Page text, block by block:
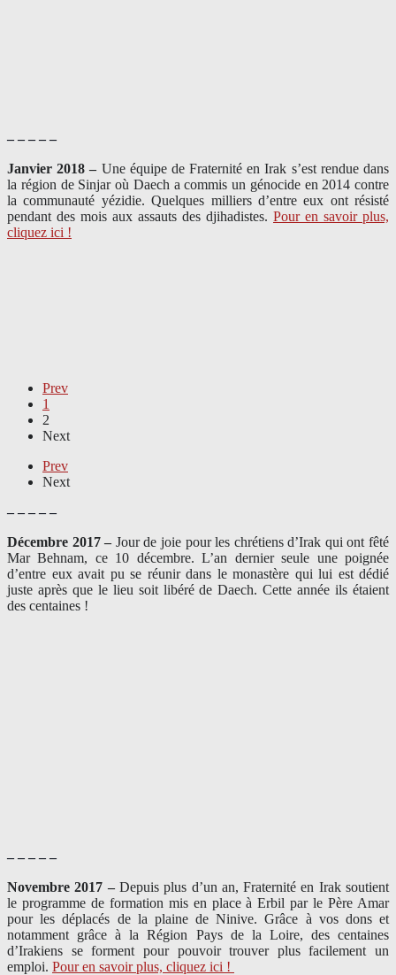
– – – – –
Janvier 2018 – Une équipe de Fraternité en Irak s’est rendue dans
la région de Sinjar où Daech a commis un génocide en 2014 contre
la communauté yézidie. Quelques milliers d’entre eux ont résisté
pendant des mois aux assauts des djihadistes. Pour en savoir plus,
cliquez ici !
Prev
1
2
Next
Prev
Next
– – – – –
Décembre 2017 – Jour de joie pour les chrétiens d’Irak qui ont fêté
Mar Behnam, ce 10 décembre. L’an dernier seule une poignée
d’entre eux avait pu se réunir dans le monastère qui lui est dédié
juste après que le lieu soit libéré de Daech. Cette année ils étaient
des centaines !
– – – – –
Novembre 2017 – Depuis plus d’un an, Fraternité en Irak soutient
le programme de formation mis en place à Erbil par le Père Amar
pour les déplacés de la plaine de Ninive. Grâce à vos dons et
notamment grâce à la Région Pays de la Loire, des centaines
d’Irakiens se forment pour pouvoir trouver plus facilement un
emploi. Pour en savoir plus, cliquez ici !